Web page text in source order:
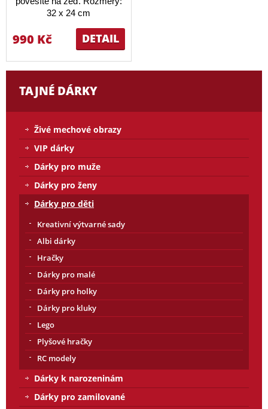
32 x 24 cm
DETAIL
990 Kč
TAJNÉ DÁRKY
Živé mechové obrazy
VIP dárky
Dárky pro muže
Dárky pro ženy
Dárky pro děti
Kreativní výtvarné sady
Albi dárky
Hračky
Dárky pro malé
Dárky pro holky
Dárky pro kluky
Lego
Plyšové hračky
RC modely
Dárky k narozeninám
Dárky pro zamilované